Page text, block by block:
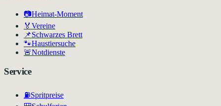
📷Heimat-Moment
🏅 Vereine
📌Schwarzes Brett
🐾Haustiersuche
🚨Notdienste
Service
⛽Spritpreise